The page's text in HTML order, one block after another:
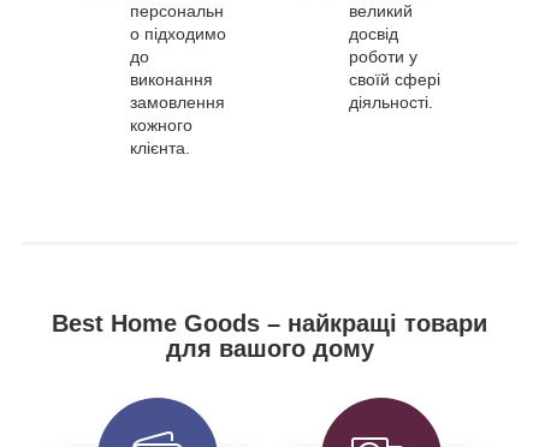
персональн
о підходимо
до
виконання
замовлення
кожного
клієнта.
великий
досвід
роботи у
своїй сфері
діяльності.
Best Home Goods – найкращі товари
для вашого дому